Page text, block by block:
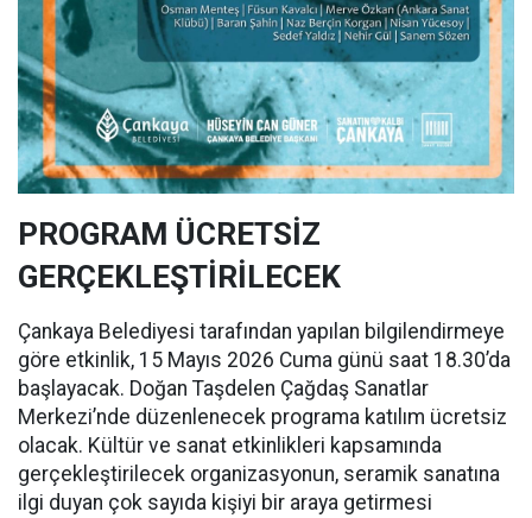
PROGRAM ÜCRETSİZ
GERÇEKLEŞTİRİLECEK
Çankaya Belediyesi tarafından yapılan bilgilendirmeye
göre etkinlik, 15 Mayıs 2026 Cuma günü saat 18.30’da
başlayacak. Doğan Taşdelen Çağdaş Sanatlar
Merkezi’nde düzenlenecek programa katılım ücretsiz
olacak. Kültür ve sanat etkinlikleri kapsamında
gerçekleştirilecek organizasyonun, seramik sanatına
ilgi duyan çok sayıda kişiyi bir araya getirmesi